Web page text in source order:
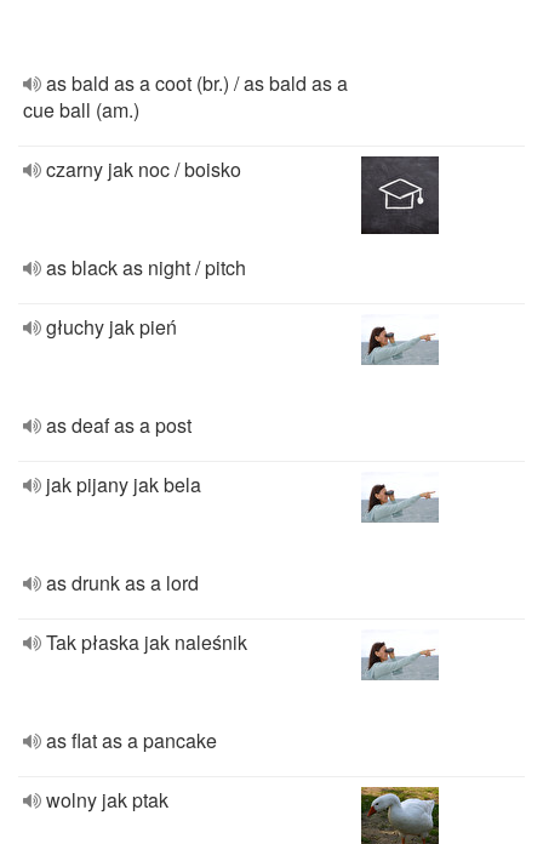
as bald as a coot (br.) / as bald as a
cue ball (am.)
czarny jak noc / boisko
as black as night / pitch
głuchy jak pień
as deaf as a post
jak pijany jak bela
as drunk as a lord
Tak płaska jak naleśnik
as flat as a pancake
wolny jak ptak